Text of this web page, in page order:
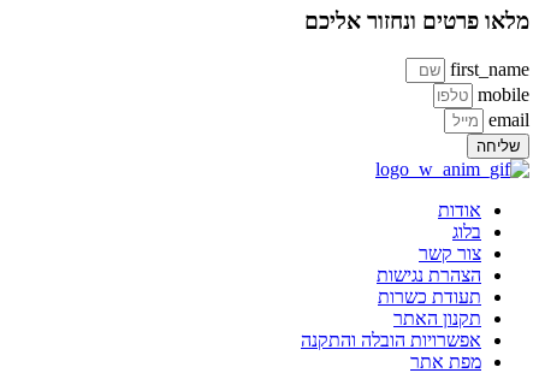
מלאו פרטים ונחזור אליכם
first_name
mobile
email
שליחה
אודות
בלוג
צור קשר
הצהרת נגישות
תעודת כשרות
תקנון האתר
אפשרויות הובלה והתקנה
מפת אתר